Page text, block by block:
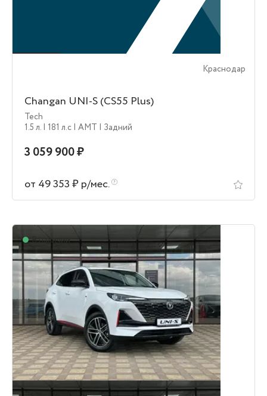
Краснодар
Changan UNI-S (CS55 Plus)
Tech
1.5 л. | 181 л.c | AMT | Задний
3 059 900 ₽
от 49 353 ₽ р/мес.
В наличии